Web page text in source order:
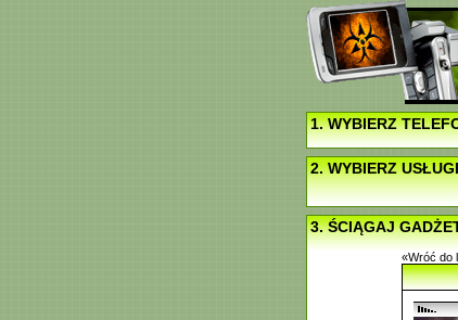
1. WYBIERZ
2. WYBIERZ
3. ŚCIĄGAJ
«Wróć do